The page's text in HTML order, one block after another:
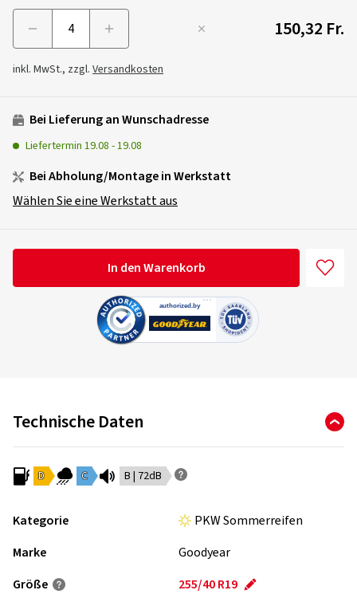
150,32 Fr.
inkl. MwSt., zzgl. Versandkosten
Bei Lieferung an Wunschadresse
Liefertermin 19.08 -19.08
Bei Abholung/Montage in Werkstatt
Wählen Sie eine Werkstatt aus
In den Warenkorb
Technische Daten
D C B | 72dB
Kategorie
PKW Sommerreifen
Marke
Goodyear
Größe
255/40 R19